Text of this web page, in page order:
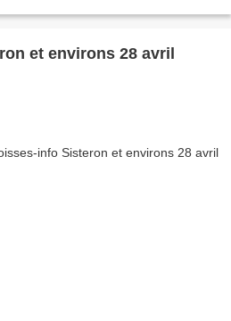
et environs 28 avril